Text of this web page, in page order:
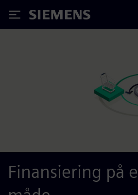
Siemens
Finansiering på